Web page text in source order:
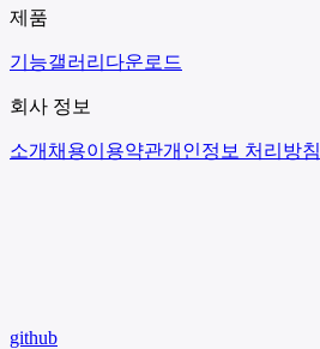
제품
기능갤러리 다운로드
회사 정보
소개 채용이용약관개인정보 처리방침
github